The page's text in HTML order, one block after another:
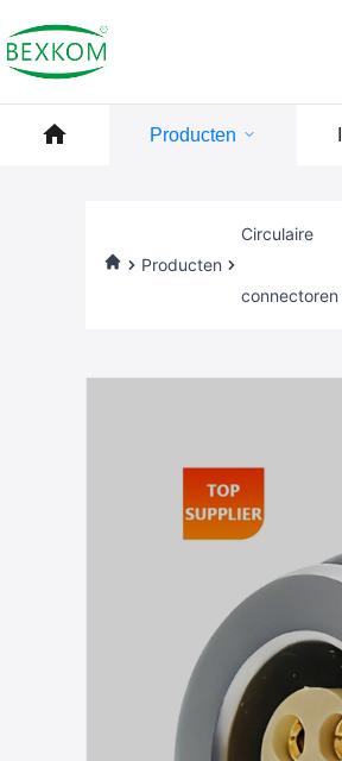
Producten
Producten
Circulaire
connectoren